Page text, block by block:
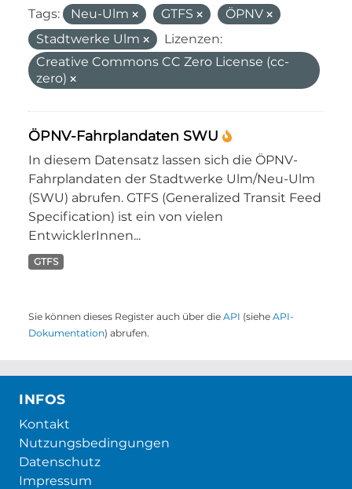
Tags: Neu-Ulm GTFS
ÖPNV
Stadtwerke Ulm
Lizenzen:
Creative Commons CC Zero License (cc-
zero)
ÖPNV-Fahrplandaten SWU
In diesem Datensatz lassen sich die ÖPNV-
Fahrplandaten der Stadtwerke Ulm/Neu-Ulm
(SWU) abrufen. GTFS (Generalized Transit Feed
Specification) ist ein von vielen
EntwicklerInnen...
GTFS
Sie können dieses Register auch über die API (siehe API-
Dokumentation) abrufen.
INFOS
Kontakt
Nutzungsbedingungen
Datenschutz
Impressum